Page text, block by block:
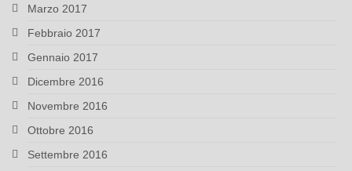
Marzo 2017
Febbraio 2017
Gennaio 2017
Dicembre 2016
Novembre 2016
Ottobre 2016
Settembre 2016